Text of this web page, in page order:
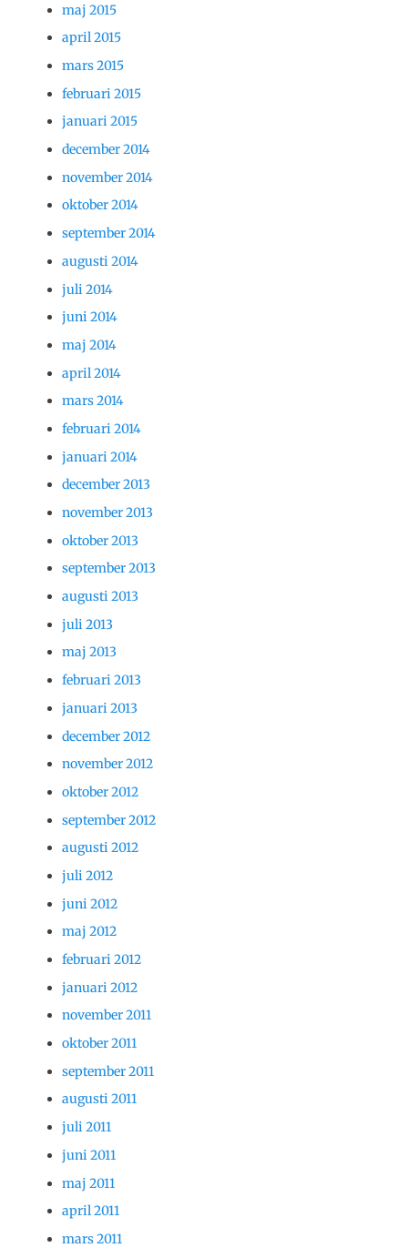
maj 2015
april 2015
mars 2015
februari 2015
januari 2015
december 2014
november 2014
oktober 2014
september 2014
augusti 2014
juli 2014
juni 2014
maj 2014
april 2014
mars 2014
februari 2014
januari 2014
december 2013
november 2013
oktober 2013
september 2013
augusti 2013
juli 2013
maj 2013
februari 2013
januari 2013
december 2012
november 2012
oktober 2012
september 2012
augusti 2012
juli 2012
juni 2012
maj 2012
februari 2012
januari 2012
november 2011
oktober 2011
september 2011
augusti 2011
juli 2011
juni 2011
maj 2011
april 2011
mars 2011